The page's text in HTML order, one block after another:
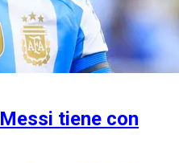
tiene con